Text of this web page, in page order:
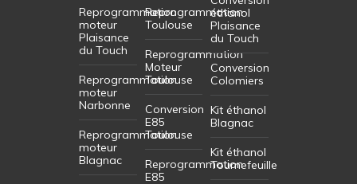
Reprogrammation
moteur
Plaisance
du Touch
Reprogrammation
moteur
Narbonne
Reprogrammation
moteur
Blagnac
Reprogrammation
Toulouse
Reprogrammation
Moteur
Toulouse
Conversion
E85
Toulouse
Reprogrammation
E85
éthanol
Plaisance
du Touch
Conversion
Colomiers
Kit éthanol
Blagnac
Kit éthanol
Tournefeuille